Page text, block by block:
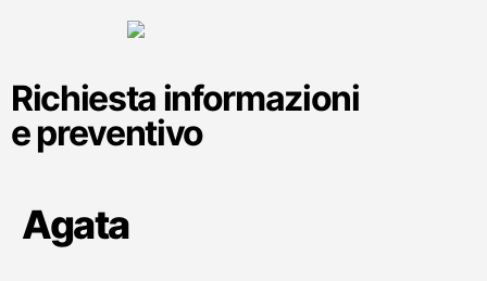
Richiesta informazioni
e preventivo
Agata